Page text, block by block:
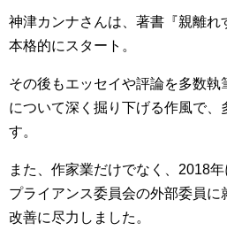
神津カンナさんは、著書『親離れ
本格的にスタート。
その後もエッセイや評論を多数執
について深く掘り下げる作風で、
す。
また、作家業だけでなく、2018
プライアンス委員会の外部委員
改善に尽力しました。